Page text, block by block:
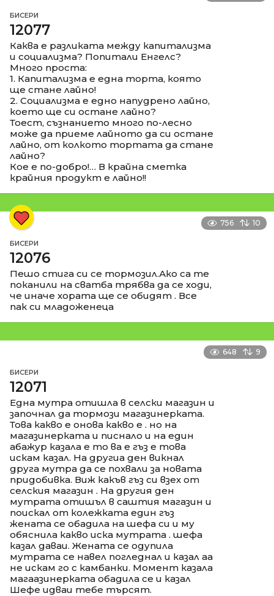
БИСЕРИ
12077
Каква е разликата между капитализма
и социализма? Попитали Енгелс?
Много проста:
1. Капитализма е една торта, която
ще стане лайно!
2. Социализма е едно напудрено лайно,
което ще си остане лайно?
Тоест, съзнанието много по-лесно
може да приеме лайното да си остане
лайно, от колкото тортата да стане
лайно?
Кое е по-добро!… В крайна сметка
крайния продукт е лайно!!
756 10
БИСЕРИ
12076
Пешо стига си се тормозил.Ако са те
поканили на сватба трябва да се ходи,
че иначе хората ще се обидят . Все
пак си младоженеца
648 9
БИСЕРИ
12071
Една мутра отишла в селски магазин и
започнал да тормози магазинерката.
Това какво е онова какво е . но на
магазинерката и писнало и на един
абажур казала е то ва е гъз е това
искам казал. На другиа ден викнал
друга мутра да се похвали за новата
придобивка. Виж какъв гъз си взех от
селския магазин . На другия ден
мутрата отишъл в саштия магазин и
поискал от колежката един гъз
жената се обадила на шефа си и му
обяснила какво иска мутрата . шефа
казал даваи. Жената се одупила
мутрата се навел погледнал и казал аа
не искам го с камбанки. Момент казала
магаазинерката обадила се и казал
Шефе идваи тебе търсят.